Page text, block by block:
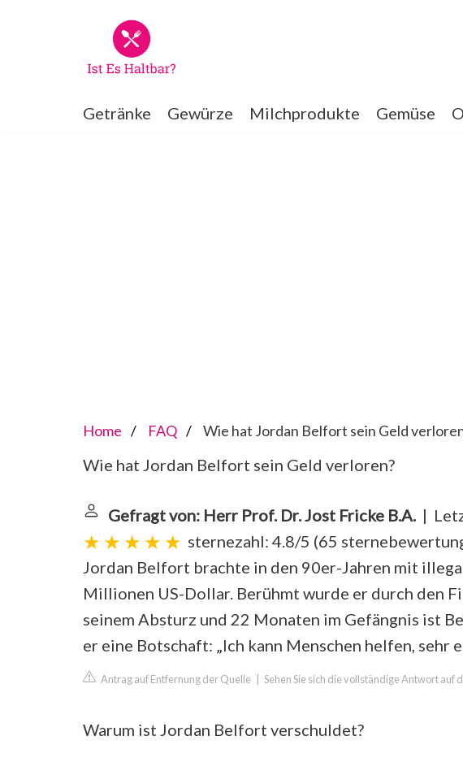
Getränke Gewürze Milchprodukte Gemüse
Home FAQ Wie hat Jordan Belfort sein Geld
Wie hat Jordan Belfort sein Geld verloren?
Gefragt von: Herr Prof. Dr. Jost Fricke B.A.|
sternezahl: 4.8/5 (65
Jordan Belfort brachte in den 90er-Jahren mit
Millionen US-Dollar. Berühmt wurde er durch den
seinem Absturz und 22 Monaten im Gefängnis ist
er eine Botschaft: „Ich kann Menschen helfen, sehr
Antrag auf Entfernung der Quelle Sehen Sie sich die vollständige Antwort auf
Warum ist Jordan Belfort verschuldet?